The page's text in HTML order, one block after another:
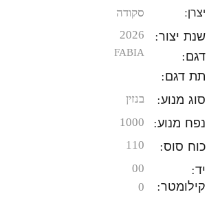
סקודה יצרן:
2026 שנת יצור:
FABIA
דגם:
תת דגם:
בנזין סוג מנוע:
1000 נפח מנוע:
110 כוח סוס:
00 יד:
0 קילומטר: